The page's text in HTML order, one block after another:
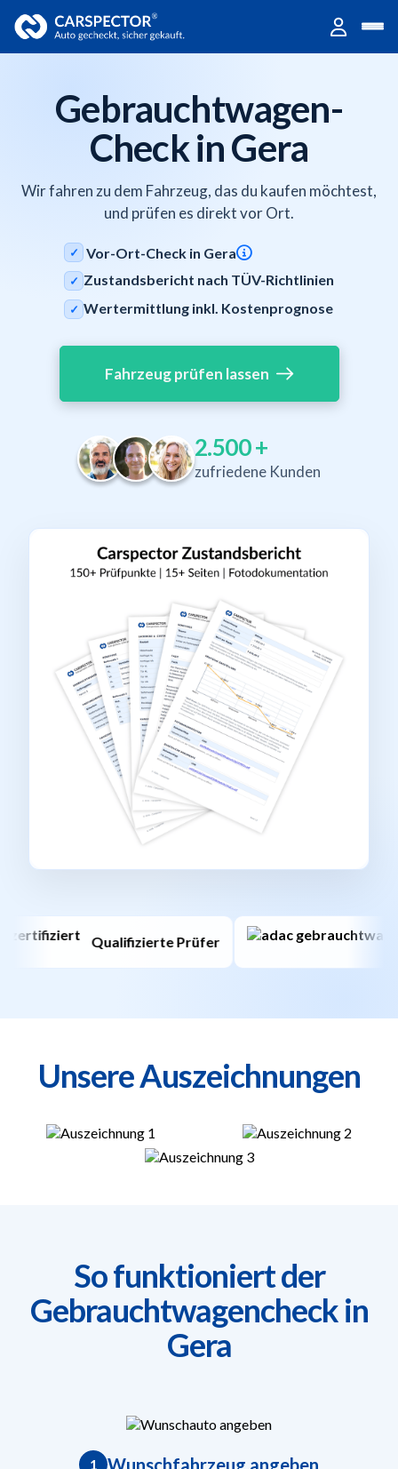
Gebrauchtwagen-
Check in Gera
Wir fahren zu dem Fahrzeug, das du kaufen möchtest,
und prüfen es direkt vor Ort.
✓ Vor-Ort-Check in Gera
✓ Zustandsbericht nach TÜV-Richtlinien
✓ Wertermittlung inkl. Kostenprognose
Fahrzeug prüfen lassen
2.500+
zufriedene Kunden
ADAC-Richtlinien
Unsere Auszeichnungen
So funktioniert der
Gebrauchtwagencheck in
Gera
1 Wunschfahrzeug angeben